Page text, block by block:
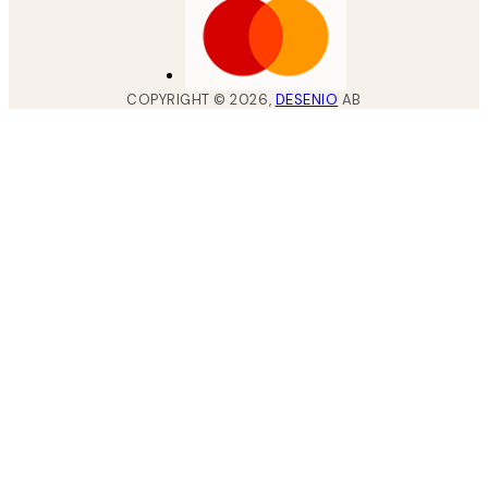
COPYRIGHT ©2026, DESENIO AB